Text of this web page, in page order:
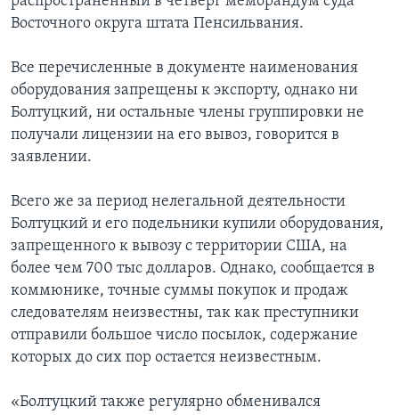
Восточного округа штата Пенсильвания.
Все перечисленные в документе наименования
оборудования запрещены к экспорту, однако ни
Болтуцкий, ни остальные члены группировки не
получали лицензии на его вывоз, говорится в
заявлении.
Всего же за период нелегальной деятельности
Болтуцкий и его подельники купили оборудования,
запрещенного к вывозу с территории США, на
более чем 700 тыс долларов. Однако, сообщается в
коммюнике, точные суммы покупок и продаж
следователям неизвестны, так как преступники
отправили большое число посылок, содержание
которых до сих пор остается неизвестным.
«Болтуцкий также регулярно обменивался